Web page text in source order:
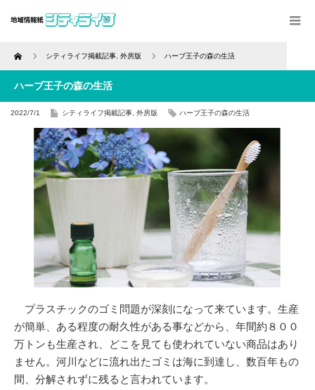
Home シティライフ掲載記事 外房版 ハーブ王子の森の生活
ハーブ王子の森の生活
2022/7/1 シティライフ掲載記事 外房版 ハーブ王子の森の生活
プラスチックのゴミ問題が深刻になって来ています。生産
が簡単、ある程度の耐久性がある事などから、年間約８００
万トンも生産され、どこを見ても使われていない商品はあり
ません。河川などに流れ出たゴミは海に到達し、数百年もの
間、分解されずに残ると言われています。